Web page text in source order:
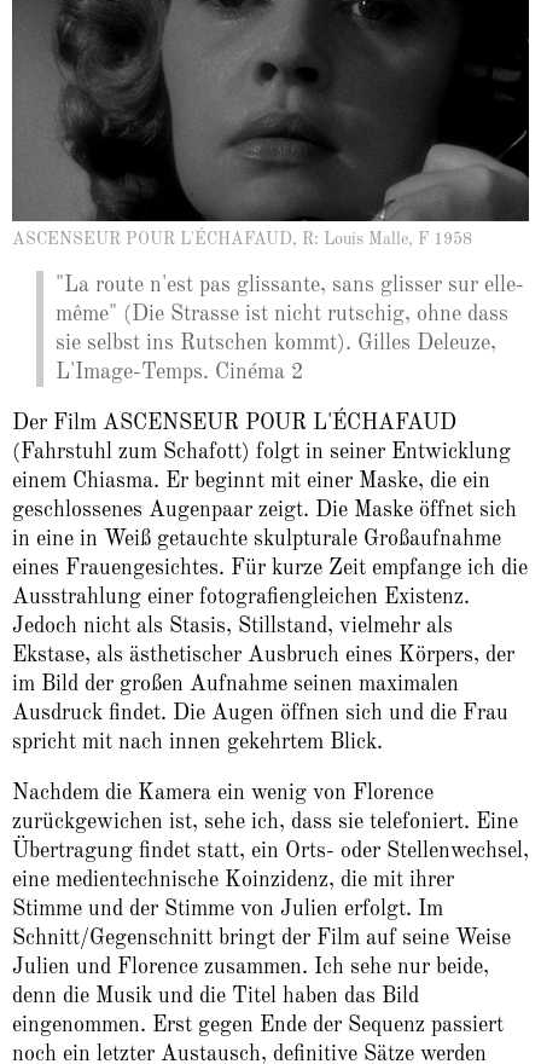
ASCENSEUR POUR L'ÉCHAFAUD, R: Louis Malle, F 1958
"La route n'est pas glissante, sans glisser sur elle-
même" (Die Strasse ist nicht rutschig, ohne dass
sie selbst ins Rutschen kommt). Gilles Deleuze,
L'Image-Temps. Cinéma 2
Der Film ASCENSEUR POUR L'ÉCHAFAUD
(Fahrstuhl zum Schafott) folgt in seiner Entwicklung
einem Chiasma. Er beginnt mit einer Maske, die ein
geschlossenes Augenpaar zeigt. Die Maske öffnet sich
in eine in Weiß getauchte skulpturale Großaufnahme
eines Frauengesichtes. Für kurze Zeit empfange ich die
Ausstrahlung einer fotografiengleichen Existenz.
Jedoch nicht als Stasis, Stillstand, vielmehr als
Ekstase, als ästhetischer Ausbruch eines Körpers, der
im Bild der großen Aufnahme seinen maximalen
Ausdruck findet. Die Augen öffnen sich und die Frau
spricht mit nach innen gekehrtem Blick.
Nachdem die Kamera ein wenig von Florence
zurückgewichen ist, sehe ich, dass sie telefoniert. Eine
Übertragung findet statt, ein Orts- oder Stellenwechsel,
eine medientechnische Koinzidenz, die mit ihrer
Stimme und der Stimme von Julien erfolgt. Im
Schnitt/Gegenschnitt bringt der Film auf seine Weise
Julien und Florence zusammen. Ich sehe nur beide,
denn die Musik und die Titel haben das Bild
eingenommen. Erst gegen Ende der Sequenz passiert
noch ein letzter Austausch, definitive Sätze werden